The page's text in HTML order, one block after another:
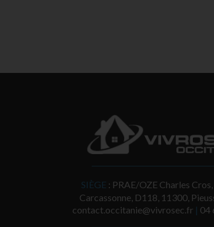
SIÈGE : PRAE/OZE Charles
Carcassonne, D118, 11300,
contact.occitanie@vivrosec.fr | ‭04